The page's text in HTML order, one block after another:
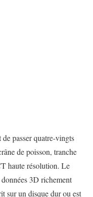
passer quatre-vingts
de poisson, tranche
haute résolution. Le
3D richement
sur un disque dur ou est